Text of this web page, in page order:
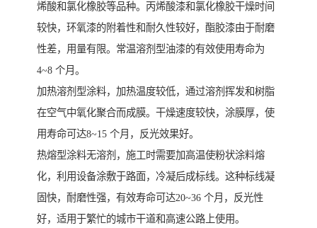
烯酸和氯化橡胶等品种。丙烯酸漆和氯化橡胶干燥时间
较快，环氧漆的附着性和耐久性较好，酯胶漆由于耐磨
性差，用量有限。常温溶剂型油漆的有效使用寿命为
4~8 个月。
加热溶剂型涂料，加热温度较低，通过溶剂挥发和树脂
在空气中氧化聚合而成膜。干燥速度较快，涂膜厚，使
用寿命可达8~15 个月，反光效果好。
热熔型涂料无溶剂，施工时需要加高温使粉状涂料熔
化，利用设备涂敷于路面，冷凝后成标线。这种标线凝
固快，耐磨性强，有效寿命可达20~36 个月，反光性
好，适用于繁忙的城市干道和高速公路上使用。